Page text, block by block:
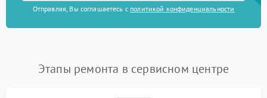
Отправляя, Вы соглашаетесь с политикой конфиденциальности
Этапы ремонта в сервисном центре